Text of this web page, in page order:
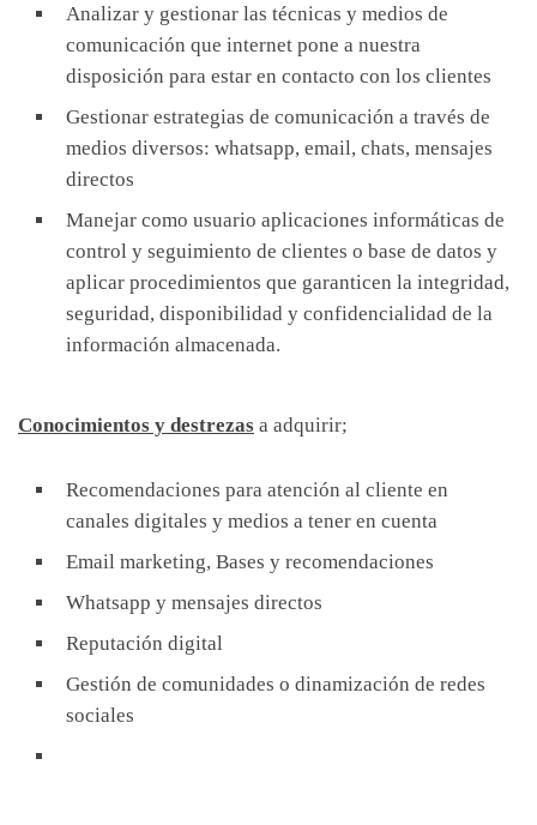
Analizar y gestionar las técnicas y medios de
comunicación que internet pone a nuestra
disposición para estar en contacto con los clientes
Gestionar estrategias de comunicación a través de
medios diversos: whatsapp, email, chats, mensajes
directos
Manejar como usuario aplicaciones informáticas de
control y seguimiento de clientes o base de datos y
aplicar procedimientos que garanticen la integridad,
seguridad, disponibilidad y confidencialidad de la
información almacenada.
Conocimientos y destrezas a adquirir;
Recomendaciones para atención al cliente en
canales digitales y medios a tener en cuenta
Email marketing, Bases y recomendaciones
Whatsapp y mensajes directos
Reputación digital
Gestión de comunidades o dinamización de redes
sociales